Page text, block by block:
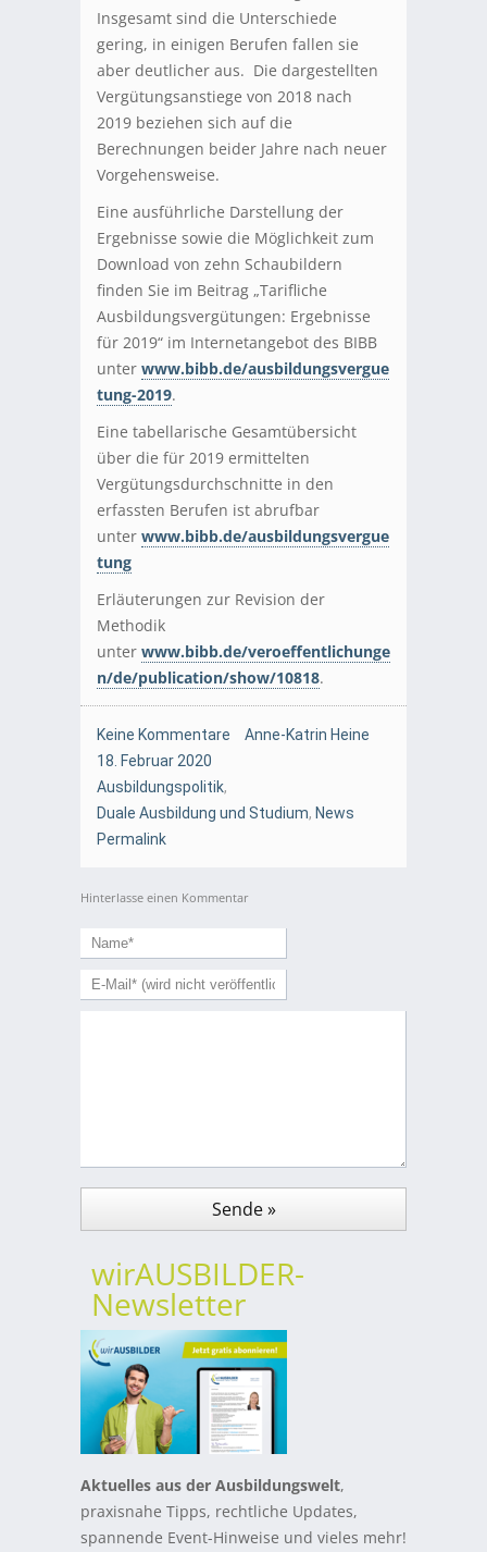
Insgesamt sind die Unterschiede
gering, in einigen Berufen fallen sie
aber deutlicher aus. Die dargestellten
Vergütungsanstiege von 2018 nach
2019 beziehen sich auf die
Berechnungen beider Jahre nach neuer
Vorgehensweise.
Eine ausführliche Darstellung der
Ergebnisse sowie die Möglichkeit zum
Download von zehn Schaubildern
finden Sie im Beitrag „Tarifliche
Ausbildungsvergütungen: Ergebnisse
für 2019“ im Internetangebot des BIBB
unter www.bibb.de/ausbildungsvergue
tung-2019.
Eine tabellarische Gesamtübersicht
über die für 2019 ermittelten
Vergütungsdurchschnitte in den
erfassten Berufen ist abrufbar
unter www.bibb.de/ausbildungsvergue
tung
Erläuterungen zur Revision der
Methodik
unter www.bibb.de/veroeffentlichunge
n/de/publication/show/10818.
Keine Kommentare
Anne-Katrin Heine
18. Februar 2020
Ausbildungspolitik,
Duale Ausbildung und Studium, News
Permalink
Hinterlasse einen Kommentar
wirAUSBILDER-
Newsletter
Aktuelles aus der Ausbildungswelt,
praxisnahe Tipps, rechtliche Updates,
spannende Event-Hinweise und vieles mehr!